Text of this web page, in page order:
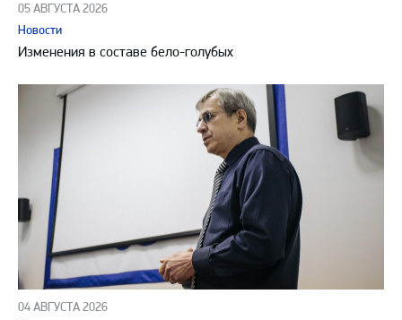
05 АВГУСТА 2026
Новости
Изменения в составе бело-голубых
04 АВГУСТА 2026